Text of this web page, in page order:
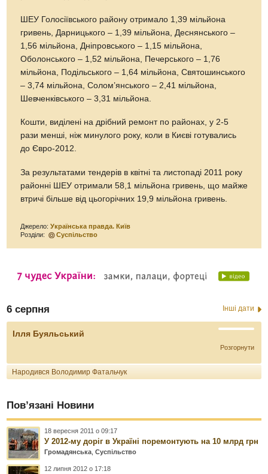
ШЕУ Голосіївського району отримало 1,39 мільйона
гривень, Дарницького – 1,39 мільйона, Деснянського –
1,56 мільйона, Дніпровського – 1,15 мільйона,
Оболонського – 1,52 мільйона, Печерського – 1,76
мільйона, Подільського – 1,64 мільйона, Святошинського
– 3,74 мільйона, Солом’янського – 2,41 мільйона,
Шевченківського – 3,31 мільйона.
Кошти, виділені на дрібний ремонт по районах, у 2-5
рази менші, ніж минулого року, коли в Києві готувались
до Євро-2012.
За результатами тендерів в квітні та листопаді 2011 року
районні ШЕУ отримали 58,1 мільйона гривень, що майже
втричі більше від цьогорічних 19,9 мільйона гривень.
Джерело:Українська правда. Київ
Розділи:
Суспільство
6 серпня Інші дати
Ілля Буяльський
Розгорнути
Народився Володимир Фатальчук
Пов’язані Новини
18 вересня 2011 о 09:17
У 2012-му доріг в Україні поремонтують на 10 млрд грн
Громадянська ,Суспільство
12 липня 2012 о 17:18